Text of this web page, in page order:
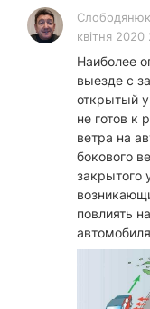
квітня 2020
Наиболее
выезде с
открытый
не готов к
ветра на
бокового
закрытого
повлиять